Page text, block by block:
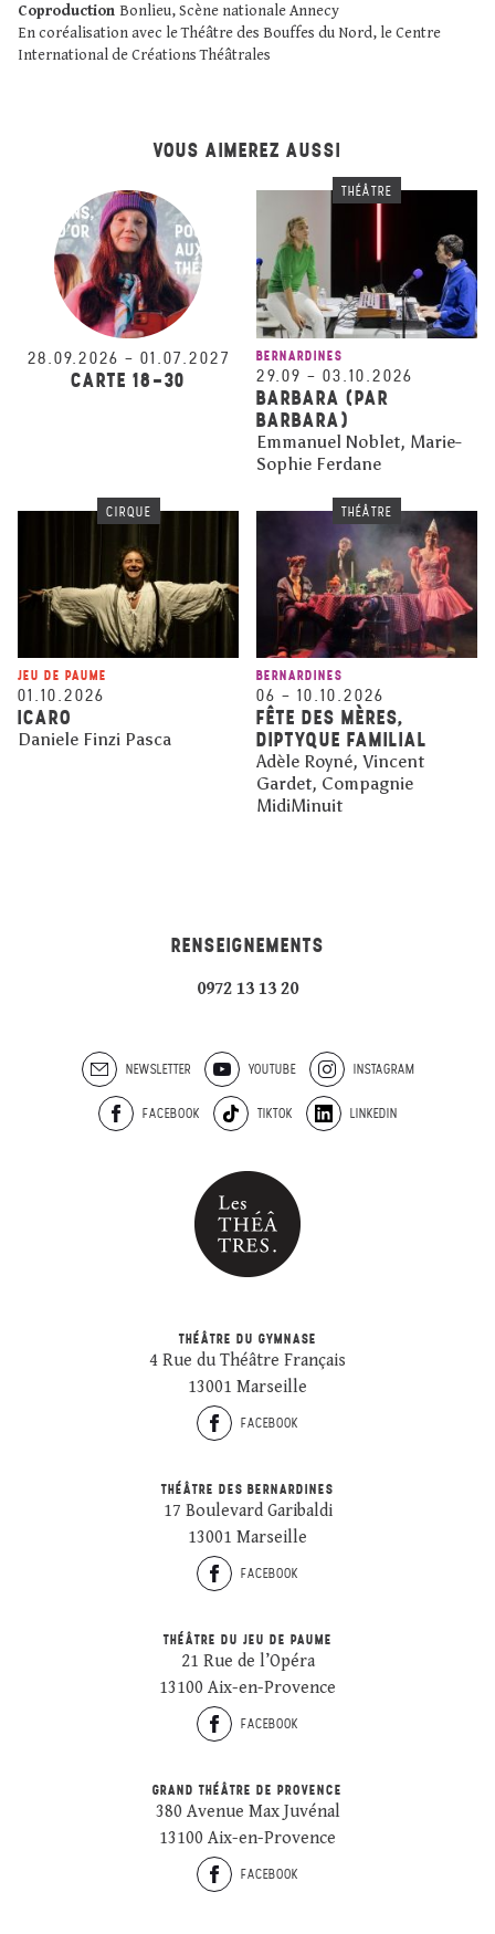
Coproduction Bonlieu, Scène nationale Annecy
En coréalisation avec le Théâtre des Bouffes du Nord, le Centre
International de Créations Théâtrales
VOUS AIMEREZ AUSSI
28.09.2026 – 01.07.2027
CARTE 18-30
THÉÂTRE
BERNARDINES
29.09 – 03.10.2026
BARBARA (PAR
BARBARA)
Emmanuel Noblet, Marie-
Sophie Ferdane
CIRQUE
JEU DE PAUME
01.10.2026
ICARO
Daniele Finzi Pasca
THÉÂTRE
BERNARDINES
06 – 10.10.2026
FÊTE DES MÈRES,
DIPTYQUE FAMILIAL
Adèle Royné, Vincent
Gardet, Compagnie
MidiMinuit
RENSEIGNEMENTS
0972 13 13 20
NEWSLETTER YOUTUBE INSTAGRAM
FACEBOOK TIKTOK LINKEDIN
THÉÂTRE DU GYMNASE
4 Rue du Théâtre Français
13001 Marseille
FACEBOOK
THÉÂTRE DES BERNARDINES
17 Boulevard Garibaldi
13001 Marseille
FACEBOOK
THÉÂTRE DU JEU DE PAUME
21 Rue de l’Opéra
13100 Aix-en-Provence
FACEBOOK
GRAND THÉÂTRE DE PROVENCE
380 Avenue Max Juvénal
13100 Aix-en-Provence
FACEBOOK